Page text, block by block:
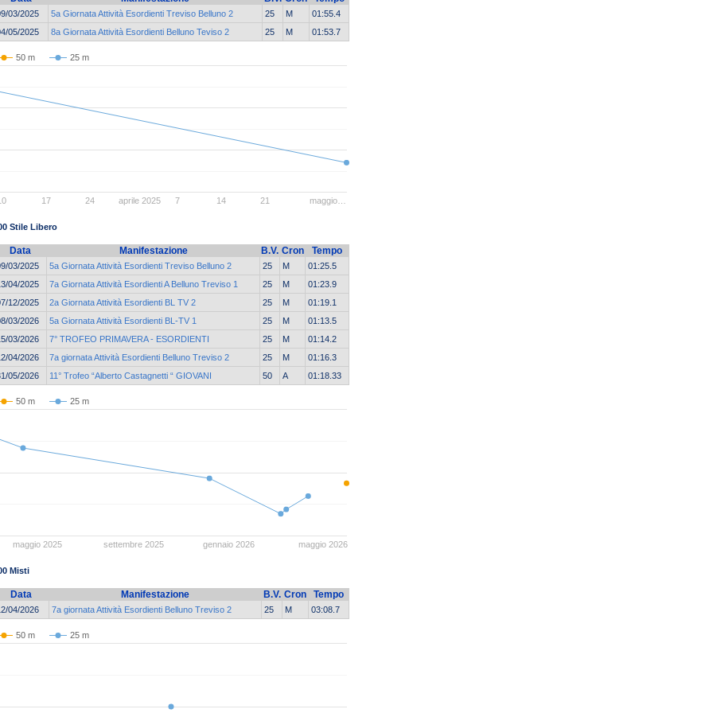
03/2025 5a Giornata Attività Esordienti Treviso Belluno 2 25 M
01:55.4
05/2025
8a Giornata Attività Esordienti Belluno Teviso 2 25 M 01:53.7
50 m 25 m
aprile 2025 maggio…
17 24 7 14 21
Stile Libero
Data Manifestazione B.V. Cron Tempo
03/2025 5a Giornata Attività Esordienti Treviso Belluno 2 25 M
01:25.5
04/2025
7a Giornata Attività Esordienti A Belluno Treviso 1 25 M
01:23.9
12/2025
2a Giornata Attività Esordienti BL TV 2 25 M
01:19.1
03/2026
5a Giornata Attività Esordienti BL-TV 1 25 M
01:13.5
03/2026
7° TROFEO PRIMAVERA - ESORDIENTI 25 M
01:14.2
04/2026
7a giornata Attività Esordienti Belluno Treviso 2 25 M
01:16.3
05/2026
11° Trofeo “Alberto Castagnetti “ GIOVANI 50 A 01:18.33
50 m 25 m
maggio 2025 settembre 2025 gennaio 2026 maggio 2026
Misti
Data Manifestazione B.V. Cron Tempo
04/2026 7a giornata Attività Esordienti Belluno Treviso 2 25 M 03:08.7
50 m 25 m